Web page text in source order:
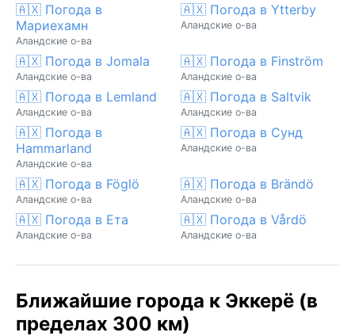
🇦🇽 Погода в
Мариехамн
Аландские о-ва
🇦🇽 Погода в Ytterby
Аландские о-ва
🇦🇽 Погода в Jomala
Аландские о-ва
🇦🇽 Погода в Finström
Аландские о-ва
🇦🇽 Погода в Lemland
Аландские о-ва
🇦🇽 Погода в Saltvik
Аландские о-ва
🇦🇽 Погода в
Hammarland
Аландские о-ва
🇦🇽 Погода в Сунд
Аландские о-ва
🇦🇽 Погода в Föglö
Аландские о-ва
🇦🇽 Погода в Brändö
Аландские о-ва
🇦🇽 Погода в Ета
Аландские о-ва
🇦🇽 Погода в Vårdö
Аландские о-ва
Ближайшие города к Эккерё (в
пределах 300 км)